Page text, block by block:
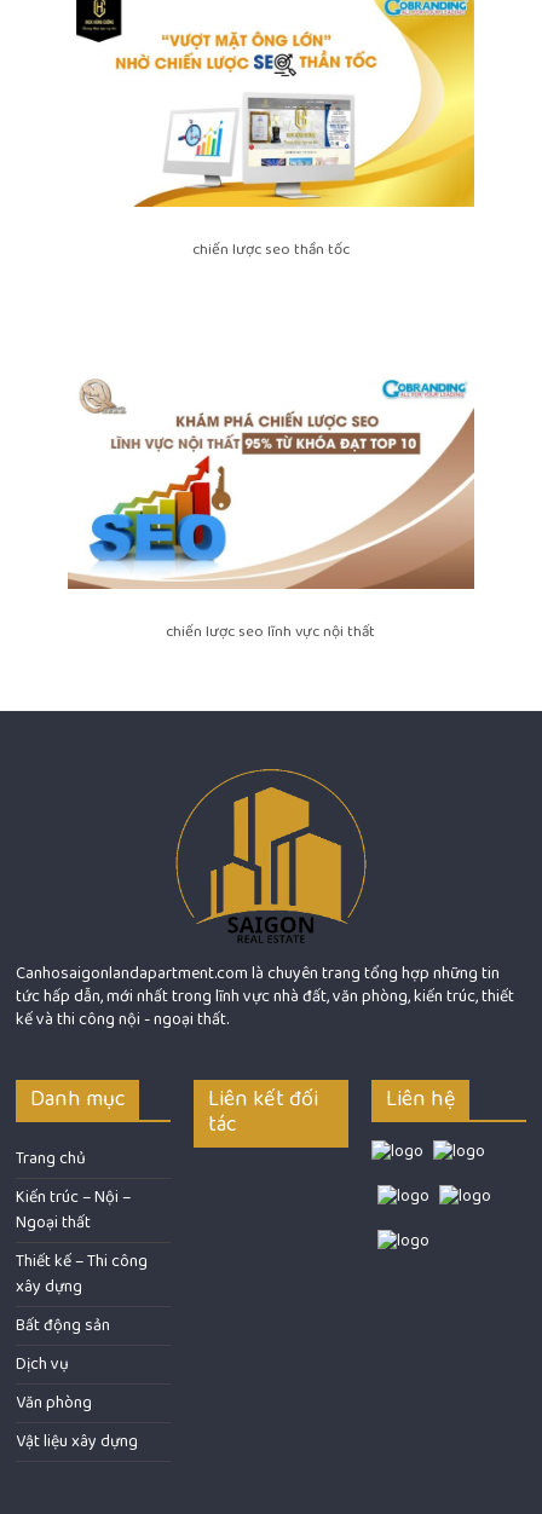
chiến lược seo thần tốc
chiến lược seo lĩnh vực nội thất
Canhosaigonlandapartment.com là chuyên trang tổng hợp những tin
tức hấp dẫn, mới nhất trong lĩnh vực nhà đất, văn phòng, kiến trúc, thiết
kế và thi công nội - ngoại thất.
Danh mục
Trang chủ
Kiến trúc – Nội –
Ngoại thất
Thiết kế – Thi công
xây dựng
Bất động sản
Dịch vụ
Văn phòng
Vật liệu xây dựng
Liên kết đối
tác
Liên hệ